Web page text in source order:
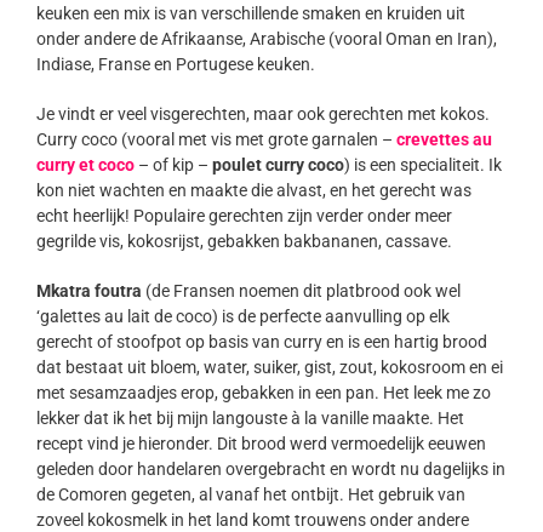
keuken een mix is van verschillende smaken en kruiden uit
onder andere de Afrikaanse, Arabische (vooral Oman en Iran),
Indiase, Franse en Portugese keuken.
Je vindt er veel visgerechten, maar ook gerechten met kokos.
Curry coco (vooral met vis met grote garnalen – crevettes au
curry et coco– of kip – poulet curry coco) is een specialiteit. Ik
kon niet wachten en maakte die alvast, en het gerecht was
echt heerlijk! Populaire gerechten zijn verder onder meer
gegrilde vis, kokosrijst, gebakken bakbananen, cassave.
Mkatra foutra (de Fransen noemen dit platbrood ook wel
‘galettes au lait de coco) is de perfecte aanvulling op elk
gerecht of stoofpot op basis van curry en is een hartig brood
dat bestaat uit bloem, water, suiker, gist, zout, kokosroom en ei
met sesamzaadjes erop, gebakken in een pan. Het leek me zo
lekker dat ik het bij mijn langouste à la vanille maakte. Het
recept vind je hieronder. Dit brood werd vermoedelijk eeuwen
geleden door handelaren overgebracht en wordt nu dagelijks in
de Comoren gegeten, al vanaf het ontbijt. Het gebruik van
zoveel kokosmelk in het land komt trouwens onder andere